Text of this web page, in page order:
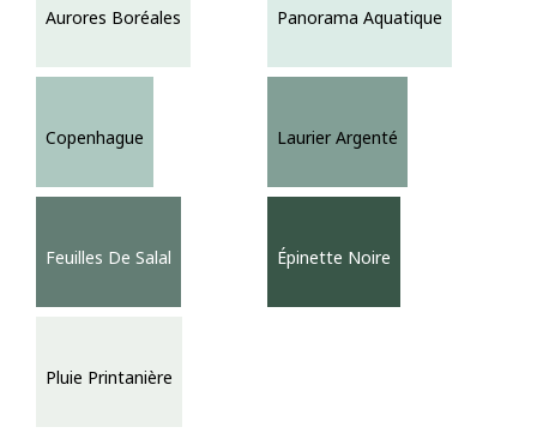
Aurores Boréales Panorama Aquatique
Copenhague Laurier Argenté
Feuilles De Salal Épinette Noire
Pluie Printanière